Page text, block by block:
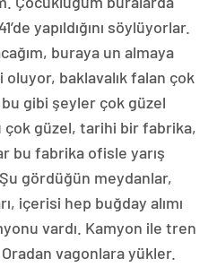
yapıldığını söylüyorlar.
buraya un almaya
baklavalık falan çok
gibi şeyler çok güzel
güzel, tarihi bir fabrika,
bu fabrika ofisle yarış
gördüğün meydanlar,
içerisi hep buğday alımı
vardı. Kamyon ile tren
vagonlara yükler.